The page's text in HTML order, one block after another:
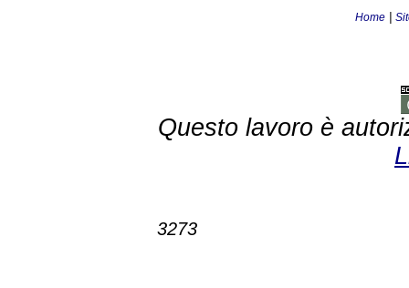
Home
Questo lavoro è
3273